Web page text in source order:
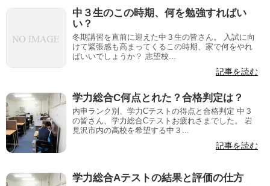
中３生のこの時期、何を勉強すればい
い？
冬期講習を直前に迎えた中３生の皆さん。 入試に向
けて緊張感も高まってくるこの時期、家で何をやれ
ばいいでしょうか？ 志望校...
記事を読む
学力総合C何点とれた？合格判定は？
内申ランク別、学力Cテストの得点と合格判定 中３
の皆さん、学力総合Cテストお疲れさまでした。 岩
見沢市内の高校を希望する中３...
記事を読む
学力総合Aテストの結果と評価の仕方